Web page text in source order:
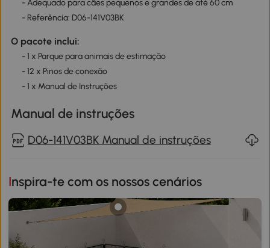
- Adequado para cães pequenos e grandes de até 60 cm
- Referência: D06-141V03BK
O pacote inclui:
- 1 x Parque para animais de estimação
- 12 x Pinos de conexão
- 1 x Manual de Instruções
Manual de instruções
D06-141V03BK Manual de instruções
Inspira-te com os nossos cenários